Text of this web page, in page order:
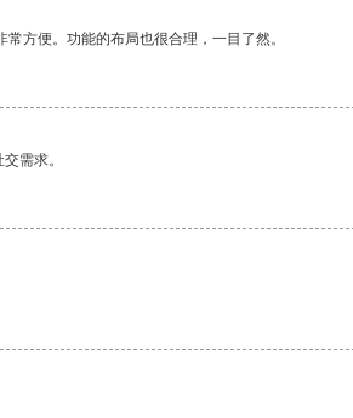
方便。功能的布局也很合理，一目了然。
需求。